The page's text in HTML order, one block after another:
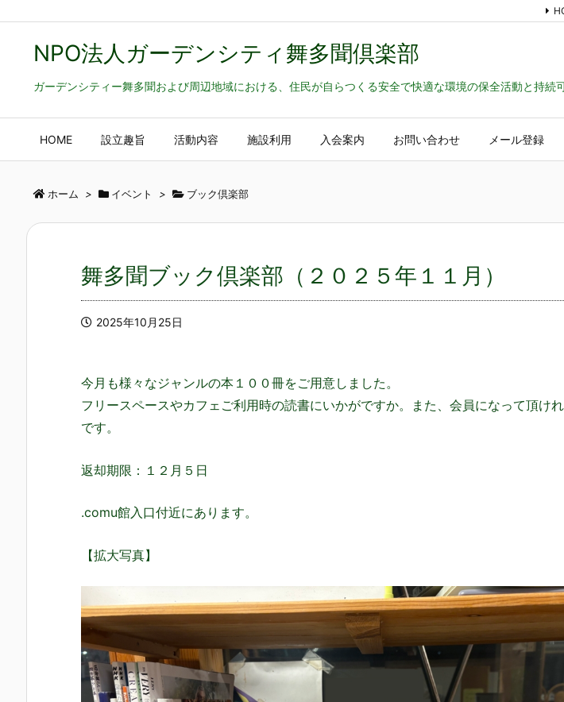
NPO法人ガーデンシティ舞多聞倶楽部
ガーデンシティー舞多聞および周辺地域における、住民が自らつくる安全で快適な環境の保全活動と持
HOME 設立趣旨 活動内容 施設利用 入会案内 お問い合わせ メール登録
ホーム > イベント > ブック倶楽部
舞多聞ブック倶楽部（２０２５年１１月）
2025年10月25日
今月も様々なジャンルの本１００冊をご用意しました。
フリースペースやカフェご利用時の読書にいかがですか。また、会員になって頂け
です。
返却期限：１２月５日
.comu館入口付近にあります。
【拡大写真】